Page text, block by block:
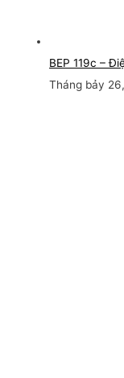
BEP 119c –
Tháng bảy